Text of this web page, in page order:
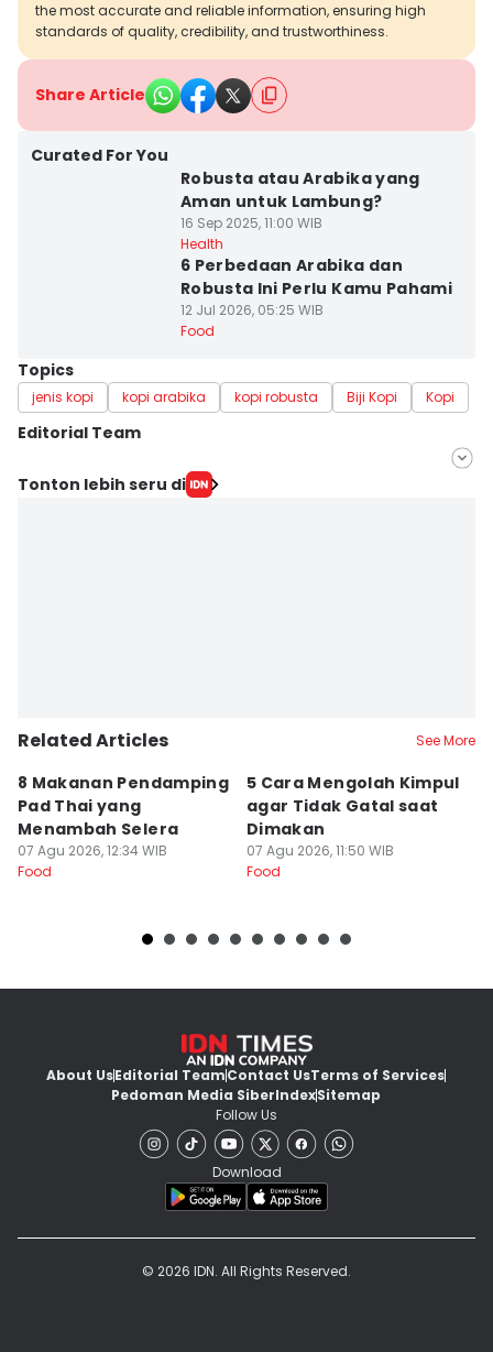
the most accurate and reliable information, ensuring high
standards of quality, credibility, and trustworthiness.
Share Article
Curated For You
Robusta atau Arabika yang
Aman untuk Lambung?
16 Sep 2025, 11:00 WIB
Health
6 Perbedaan Arabika dan
Robusta Ini Perlu Kamu Pahami
12 Jul 2026, 05:25 WIB
Food
Topics
jenis kopi kopi arabika kopi robusta Biji Kopi Kopi
Editorial Team
Editor
Tonton lebih seru di
Related Articles See More
8 Makanan Pendamping
Pad Thai yang
Menambah Selera
07 Agu 2026, 12:34 WIB
Food
5 Cara Mengolah Kimpul
agar Tidak Gatal saat
Dimakan
07 Agu 2026, 11:50 WIB
Food
About UsEditorial TeamContact UsTerms of Services
Pedoman Media SiberIndexSitemap
Follow Us
Download
© 2026 IDN. All Rights Reserved.